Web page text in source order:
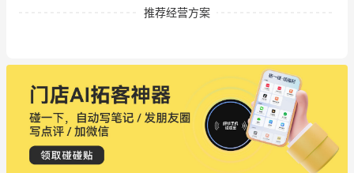
推荐经营方案